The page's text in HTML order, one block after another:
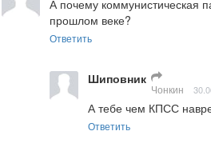
А почему коммунистическая
прошлом веке?
Ответить
Шиповник
Чонкин
А тебе чем КПСС
Ответить